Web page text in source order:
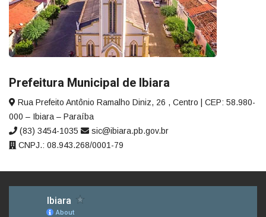
Prefeitura Municipal de Ibiara
Rua Prefeito Antônio Ramalho Diniz, 26 , Centro | CEP: 58.980-
000 – Ibiara – Paraíba
(83) 3454-1035
sic@ibiara.pb.gov.br
CNPJ.: 08.943.268/0001-79